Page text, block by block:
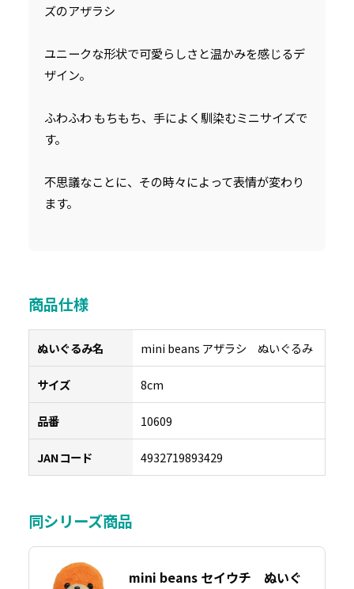
ズのアザラシ
ユニークな形状で可愛らしさと温かみを感じるデ
ザイン。
ふわふわ もちもち、手によく馴染むミニサイズで
す。
不思議なことに、その時々によって表情が変わり
ます。
商品仕様
ぬいぐるみ名 mini beans アザラシ ぬいぐるみ
サイズ 8cm
品番 10609
JANコード 4932719893429
同シリーズ商品
mini beans セイウチ ぬいぐ